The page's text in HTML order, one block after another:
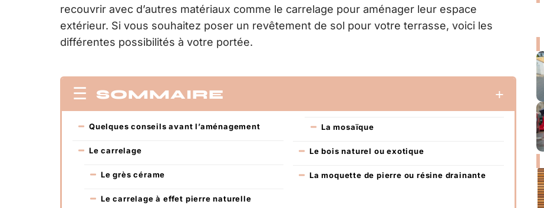
recouvrir avec d’autres matériaux comme le carrelage pour aménager leur espace
extérieur. Si vous souhaitez poser un revêtement de sol pour votre terrasse, voici les
différentes possibilités à votre portée.
SOMMAIRE
Quelques conseils avant l’aménagement
Le carrelage
Le grès cérame
Le carrelage à effet pierre naturelle
La mosaïque
Le bois naturel ou exotique
La moquette de pierre ou résine drainante